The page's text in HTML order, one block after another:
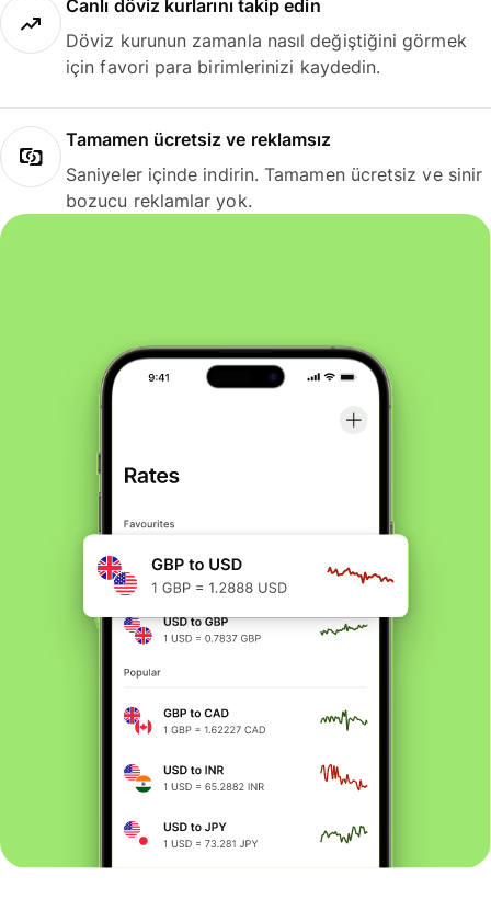
Canlı döviz kurlarını takip edin
Döviz kurunun zamanla nasıl değiştiğini görmek
için favori para birimlerinizi kaydedin.
Tamamen ücretsiz ve reklamsız
Saniyeler içinde indirin. Tamamen ücretsiz ve sinir
bozucu reklamlar yok.